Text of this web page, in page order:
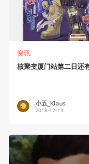
资讯
核聚变厦门站第二日还
小五_Klaus
2018-12-13